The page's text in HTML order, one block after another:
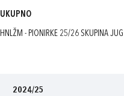
UKUPNO
HNLŽM - PIONIRKE 25/26 SKUPINA JUG
2024/25